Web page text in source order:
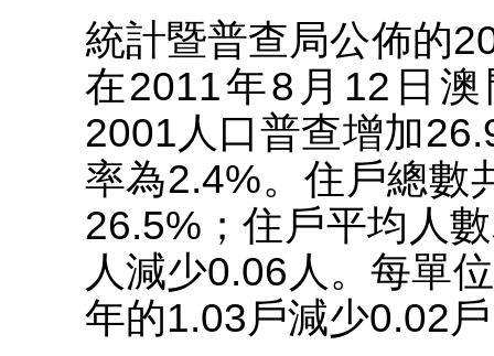
統計暨普查局公佈的
在2011年8月12日
2001人口普查增加
率為2.4%。住戶總數
26.5%；住戶平均人
人減少0.06人。每單
年的1.03戶減少0.02